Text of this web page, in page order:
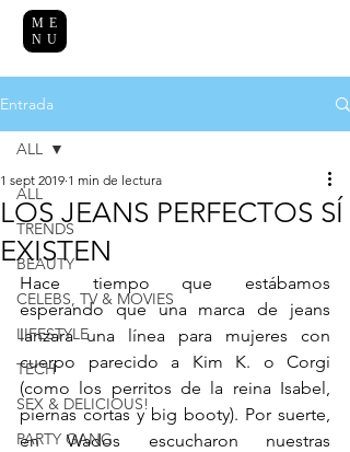
ME
NU
Entrada
ALL
TRENDS
BEAUTY
CELEBS, TV & MOVIES
LIFESTYLE
TECH
SEX & DELICIOUS!
PARTY GANG
ALL
LOS JEANS PERFECTOS SÍ
EXISTEN
1 sept 2019 1 min de lectura
Hace tiempo que estábamos
esperando que una marca de jeans
lanzara una línea para mujeres con
cuerpo parecido a Kim K. o Corgi
(como los perritos de la reina Isabel,
piernas cortas y big booty). Por suerte,
en Wados escucharon nuestras